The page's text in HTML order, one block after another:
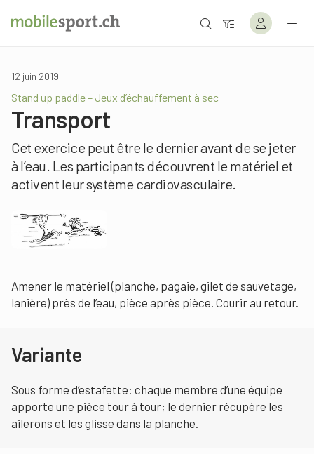
12 juin 2019
Stand up paddle – Jeux d’échauffement à sec
Transport
Cet exercice peut être le dernier avant de se jeter
à l’eau. Les participants découvrent le matériel et
activent leur système cardiovasculaire.
Amener le matériel (planche, pagaie, gilet de sauvetage,
lanière) près de l’eau, pièce après pièce. Courir au retour.
Variante
Sous forme d’estafette: chaque membre d’une équipe
apporte une pièce tour à tour; le dernier récupère les
ailerons et les glisse dans la planche.